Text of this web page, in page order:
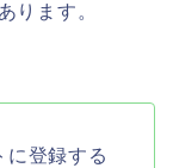
ります。
に登録する